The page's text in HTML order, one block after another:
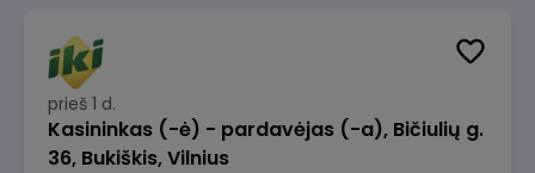
prieš 1 d.
Kasininkas (-ė) - pardavėjas (-a), Bičiulių g.
36, Bukiškis, Vilnius